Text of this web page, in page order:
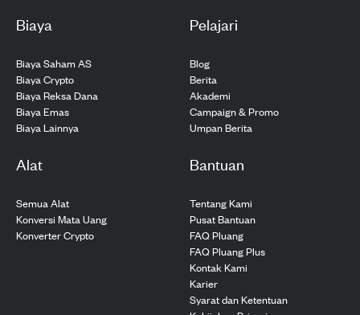
Biaya
Biaya Saham AS
Biaya Crypto
Biaya Reksa Dana
Biaya Emas
Biaya Lainnya
Pelajari
Blog
Berita
Akademi
Campaign & Promo
Umpan Berita
Alat
Semua Alat
Konversi Mata Uang
Konverter Crypto
Bantuan
Tentang Kami
Pusat Bantuan
FAQ Pluang
FAQ Pluang Plus
Kontak Kami
Karier
Syarat dan Ketentuan